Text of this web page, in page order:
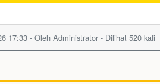
17:33 - Oleh Administrator - Dilihat 520 kali